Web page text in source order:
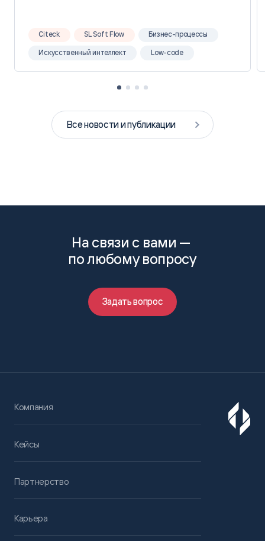
Citeck SL Soft Flow Бизнес-процессы
Искусственный интеллект Low-code
Все новости и публикации
На связи с вами —
по любому вопросу
Задать вопрос
Компания
Кейсы
Партнерство
Карьера